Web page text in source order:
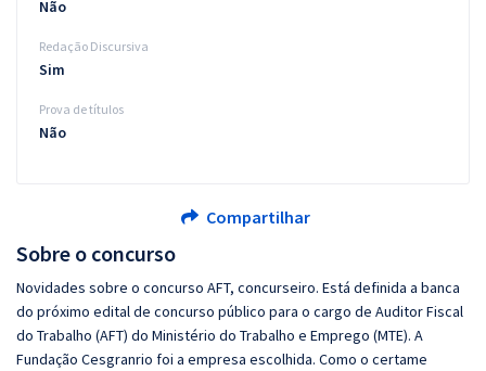
Sobre o concurso
Novidades sobre o concurso AFT, concurseiro. Está definida a banca
do próximo edital de concurso público para o cargo de Auditor Fiscal
do Trabalho (AFT) do Ministério do Trabalho e Emprego (MTE). A
Fundação Cesgranrio foi a empresa escolhida. Como o certame
Não
Redação Discursiva
Sim
Prova de títulos
Não
Compartilhar